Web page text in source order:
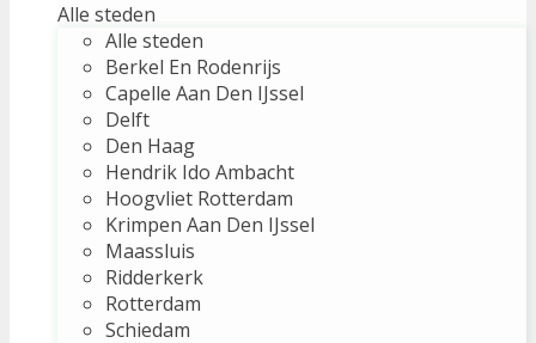
Alle steden
Alle steden
Berkel En Rodenrijs
Capelle Aan Den IJssel
Delft
Den Haag
Hendrik Ido Ambacht
Hoogvliet Rotterdam
Krimpen Aan Den IJssel
Maassluis
Ridderkerk
Rotterdam
Schiedam